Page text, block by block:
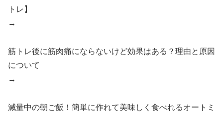
トレ】
→
筋トレ後に筋肉痛にならないけど効果はある？理由と原因
について
→
減量中の朝ご飯！簡単に作れて美味しく食べれるオートミ